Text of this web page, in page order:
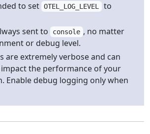
to set OTEL_LOG_LEVEL to
sent to
console , no matter
or debug level.
are extremely verbose and can
the performance of your
Enable debug logging only when